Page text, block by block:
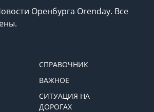
Оренбурга Orenday. Все
СПРАВОЧНИК
ВАЖНОЕ
СИТУАЦИЯ НА
ДОРОГАХ